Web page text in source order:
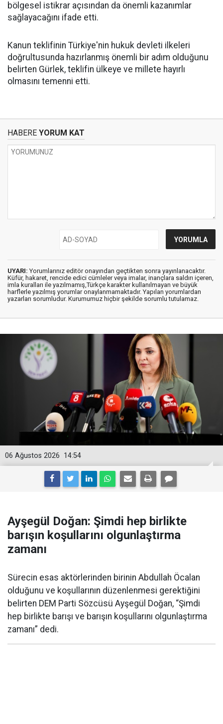
bölgesel istikrar açısından da önemli kazanımlar
sağlayacağını ifade etti.
Kanun teklifinin Türkiye'nin hukuk devleti ilkeleri
doğrultusunda hazırlanmış önemli bir adım olduğunu
belirten Gürlek, teklifin ülkeye ve millete hayırlı
olmasını temenni etti.
HABERE YORUM KAT
UYARI: Yorumlarınız editör onayından geçtikten sonra yayınlanacaktır.
Küfür, hakaret, rencide edici cümleler veya imalar, inançlara saldırı içeren,
imla kuralları ile yazılmamış,Türkçe karakter kullanılmayan ve büyük
harflerle yazılmış yorumlar onaylanmamaktadır. Yapılan yorumlardan
yazarları sorumludur. Kurumumuz hiçbir şekilde sorumlu tutulamaz.
14:54
06 Ağustos 2026
Ayşegül Doğan: Şimdi hep birlikte
barışın koşullarını olgunlaştırma
zamanı
Sürecin esas aktörlerinden birinin Abdullah Öcalan
olduğunu ve koşullarının düzenlenmesi gerektiğini
belirten DEM Parti Sözcüsü Ayşegül Doğan, “Şimdi
hep birlikte barışı ve barışın koşullarını olgunlaştırma
zamanı” dedi.